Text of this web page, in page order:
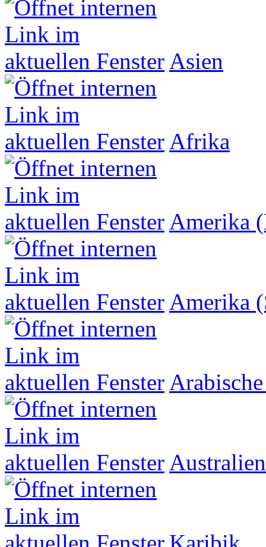
Asien
Afrika
Amerika
Amerika
Australien